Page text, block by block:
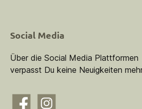
Social Media
Über die Social Media Plattformen
verpasst Du keine Neuigkeiten